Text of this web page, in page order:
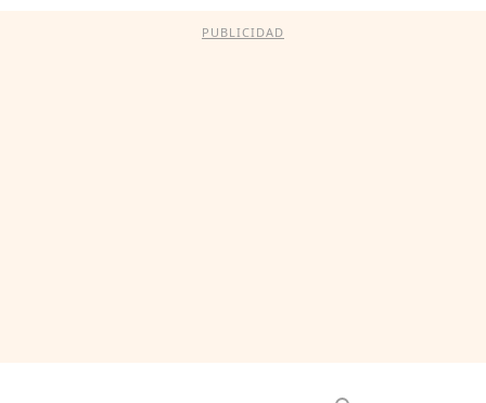
PUBLICIDAD